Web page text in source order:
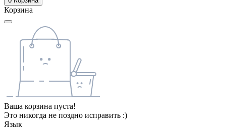
Корзина
Ваша корзина пуста!
Это никогда не поздно исправить :)
Язык